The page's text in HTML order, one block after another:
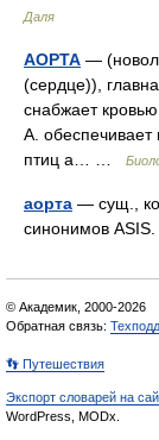
Даля
АОРТА —
(сердце)),
снабжает
А. обеспечивает
птиц а… …
аорта — сущ.,
синонимов
© Академик, 2000-2026
Обратная связь:
👣 Путешествия
Экспорт словарей на
WordPress, MODx.